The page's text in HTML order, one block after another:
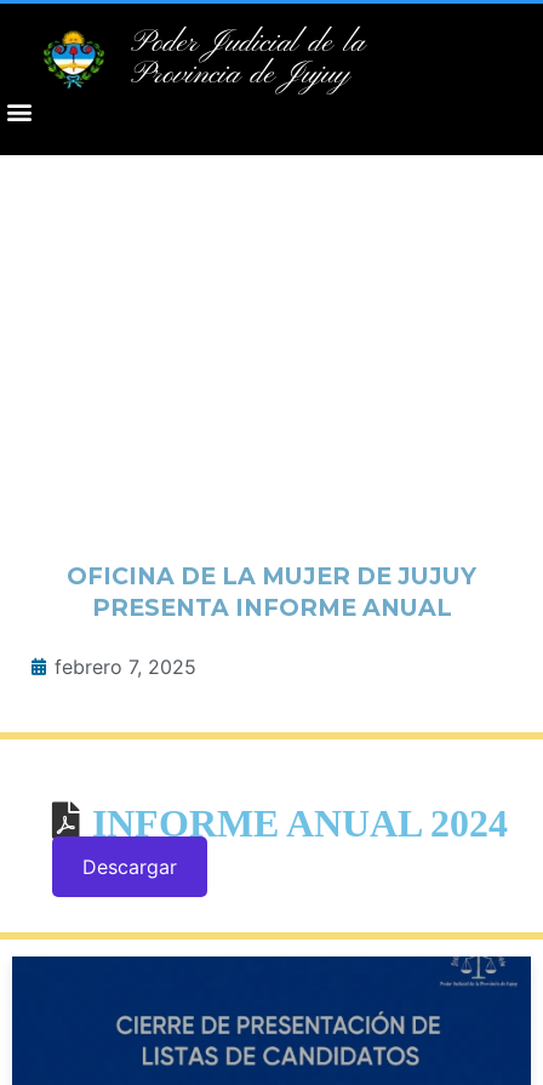
Poder Judicial de la
Provincia de Jujuy
OFICINA DE LA MUJER DE JUJUY
PRESENTA INFORME ANUAL
febrero 7, 2025
INFORME ANUAL 2024
Descargar